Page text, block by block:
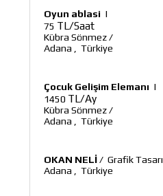
Oyun ablasi |
75 TL/Saat
Kübra Sönmez/
Adana
Türkiye
Çocuk Gelişim Elemanı |
1450 TL/Ay
Kübra Sönmez/
Adana
Türkiye
OKAN NELİ/ Grafik
Adana
Türkiye